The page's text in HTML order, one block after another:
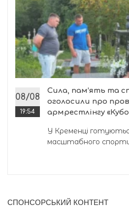
08/08
19:54
Сила, пам’ять та
оголосили про
армрестлінгу
У Кременці
масштабного